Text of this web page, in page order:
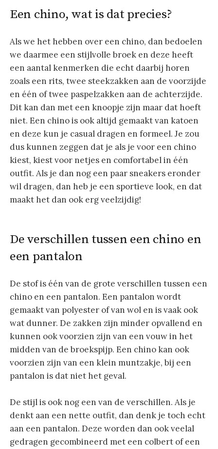
Een chino, wat is dat precies?
Als we het hebben over een chino, dan bedoelen
we daarmee een stijlvolle broek en deze heeft
een aantal kenmerken die echt daarbij horen
zoals een rits, twee steekzakken aan de voorzijde
en één of twee paspelzakken aan de achterzijde.
Dit kan dan met een knoopje zijn maar dat hoeft
niet. Een chino is ook altijd gemaakt van katoen
en deze kun je casual dragen en formeel. Je zou
dus kunnen zeggen dat je als je voor een chino
kiest, kiest voor netjes en comfortabel in één
outfit. Als je dan nog een paar sneakers eronder
wil dragen, dan heb je een sportieve look, en dat
maakt het dan ook erg veelzijdig!
De verschillen tussen een chino en
een pantalon
De stof is één van de grote verschillen tussen een
chino en een pantalon. Een pantalon wordt
gemaakt van polyester of van wol en is vaak ook
wat dunner. De zakken zijn minder opvallend en
kunnen ook voorzien zijn van een vouw in het
midden van de broekspijp. Een chino kan ook
voorzien zijn van een klein muntzakje, bij een
pantalon is dat niet het geval.
De stijl is ook nog een van de verschillen. Als je
denkt aan een nette outfit, dan denk je toch echt
aan een pantalon. Deze worden dan ook veelal
gedragen gecombineerd met een colbert of een